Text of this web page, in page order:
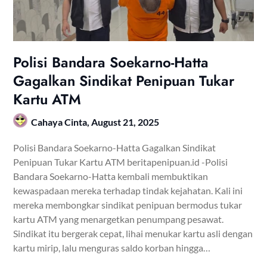
Polisi Bandara Soekarno-Hatta
Gagalkan Sindikat Penipuan Tukar
Kartu ATM
Cahaya Cinta, August 21, 2025
Polisi Bandara Soekarno-Hatta Gagalkan Sindikat
Penipuan Tukar Kartu ATM beritapenipuan.id -Polisi
Bandara Soekarno-Hatta kembali membuktikan
kewaspadaan mereka terhadap tindak kejahatan. Kali ini
mereka membongkar sindikat penipuan bermodus tukar
kartu ATM yang menargetkan penumpang pesawat.
Sindikat itu bergerak cepat, lihai menukar kartu asli dengan
kartu mirip, lalu menguras saldo korban hingga…